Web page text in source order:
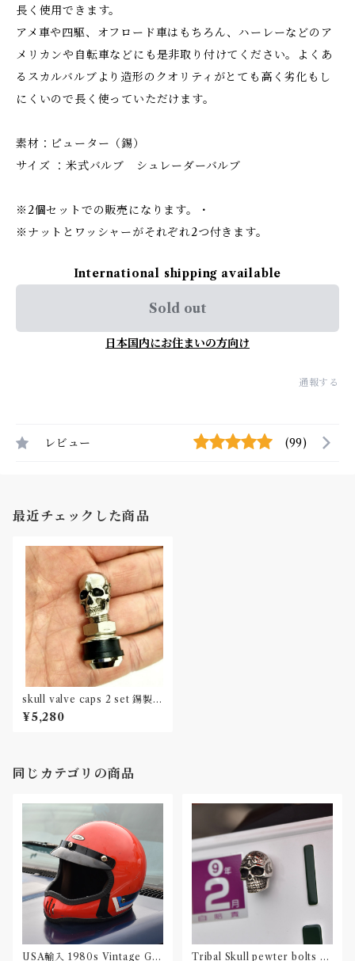
長く使用できます。
アメ車や四駆、オフロード車はもちろん、ハーレーなどのア
メリカンや自転車などにも是非取り付けてください。よくあ
るスカルバルブより造形のクオリティがとても高く劣化もし
にくいので長く使っていただけます。
素材：ピューター（錫）
サイズ ：米式バルブ シュレーダーバルブ
※2個セットでの販売になります。・
※ナットとワッシャーがそれぞれ2つ付きます。
International shipping available
Sold out
日本国内にお住まいの方向け
通報する
レビュー (99)
最近チェックした商品
skull valve caps 2 set 錫製ス
カルバルブキャップ
¥5,280
同じカテゴリの商品
USA輸入 1980s Vintage Gri Tribal Skull pewter bolts 2